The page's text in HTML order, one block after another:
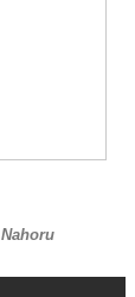
Nahoru